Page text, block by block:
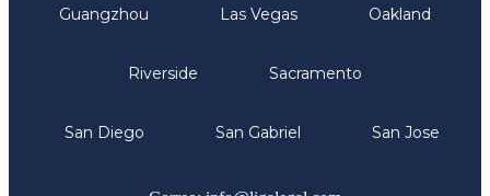
Guangzhou Las Vegas Oakland
Riverside Sacramento
San Diego San Gabriel San Jose